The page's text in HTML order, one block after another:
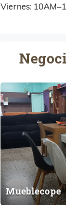
Viernes:
u
e
e
c
o
p
eMueblecope